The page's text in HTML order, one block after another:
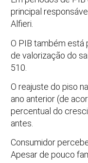
principal
Alfieri.
O PIB também está
de valorização do
510.
O reajuste do piso
ano anterior (de
percentual do
antes.
Consumidor
Apesar de pouco